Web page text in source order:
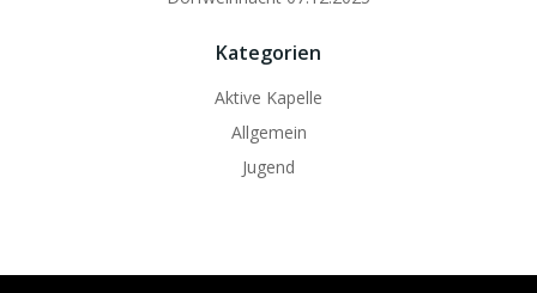
Kategorien
Aktive Kapelle
Allgemein
Jugend